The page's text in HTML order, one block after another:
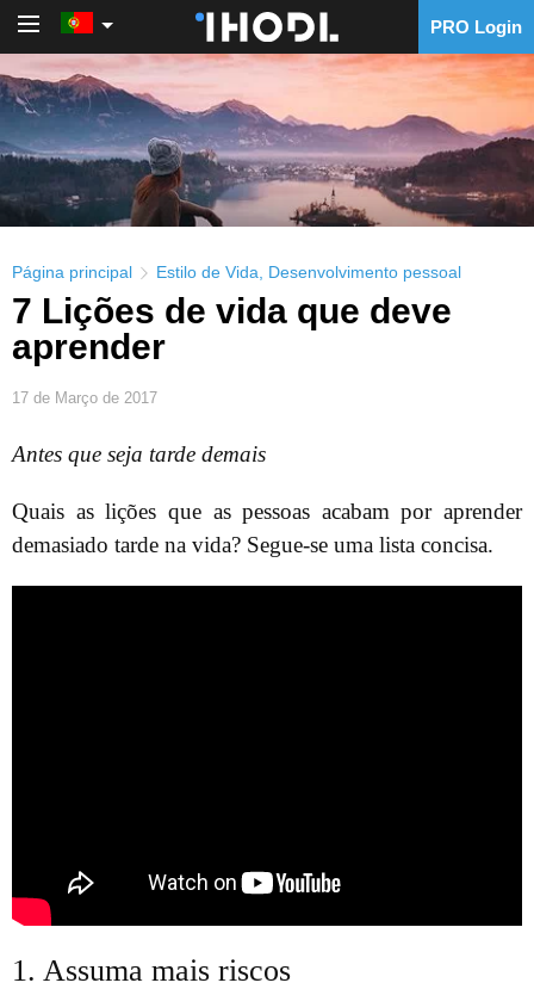
PRO Login
Página principal Estilo de Vida Desenvolvimento pessoal
7 Lições de vida que deve
aprender
17 de Março de 2017
Antes que seja tarde demais
Quais as lições que as pessoas acabam por aprender
demasiado tarde na vida? Segue-se uma lista concisa.
1. Assuma mais riscos